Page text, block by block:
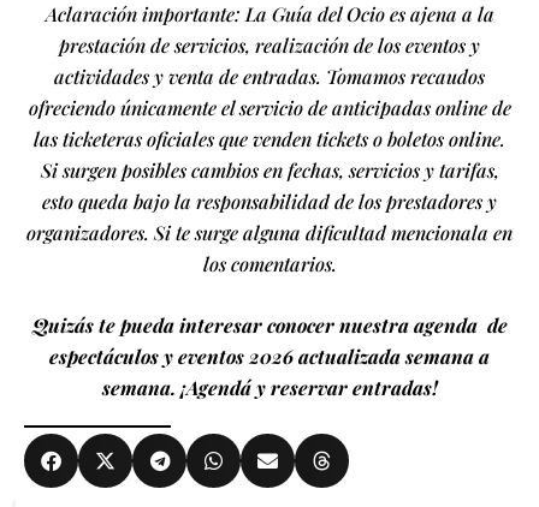
Aclaración importante: La Guía del Ocio es ajena a la
prestación de servicios, realización de los eventos y
actividades y venta de entradas. Tomamos recaudos
ofreciendo únicamente el servicio de anticipadas online de
las ticketeras oficiales que venden tickets o boletos online.
Si surgen posibles cambios en fechas, servicios y tarifas,
esto queda bajo la responsabilidad de los prestadores y
organizadores. Si te surge alguna dificultad mencionala en
los comentarios.
Quizás te pueda interesar conocer nuestra agenda de
espectáculos y eventos 2026 actualizada semana a
semana. ¡Agendá y reservar entradas!